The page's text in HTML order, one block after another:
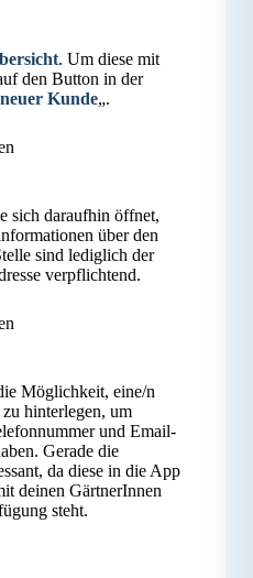
. Um diese mit
den Button in der
Kunde„.
sich daraufhin öffnet,
über den
sind lediglich der
verpflichtend.
Möglichkeit, eine/n
hinterlegen, um
und Email-
Gerade die
da diese in die App
deinen GärtnerInnen
steht.